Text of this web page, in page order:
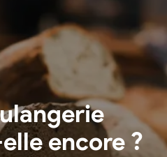
Je suis boulanger
Je découvre France
adhérer à France
référence ma boulangerie
encore ?